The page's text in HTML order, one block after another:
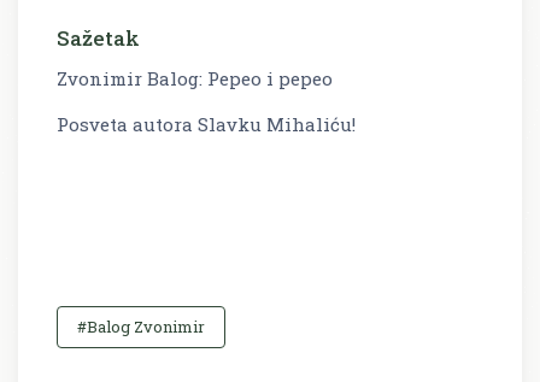
Sažetak
Zvonimir Balog: Pepeo i pepeo
Posveta autora Slavku Mihaliću!
#Balog Zvonimir